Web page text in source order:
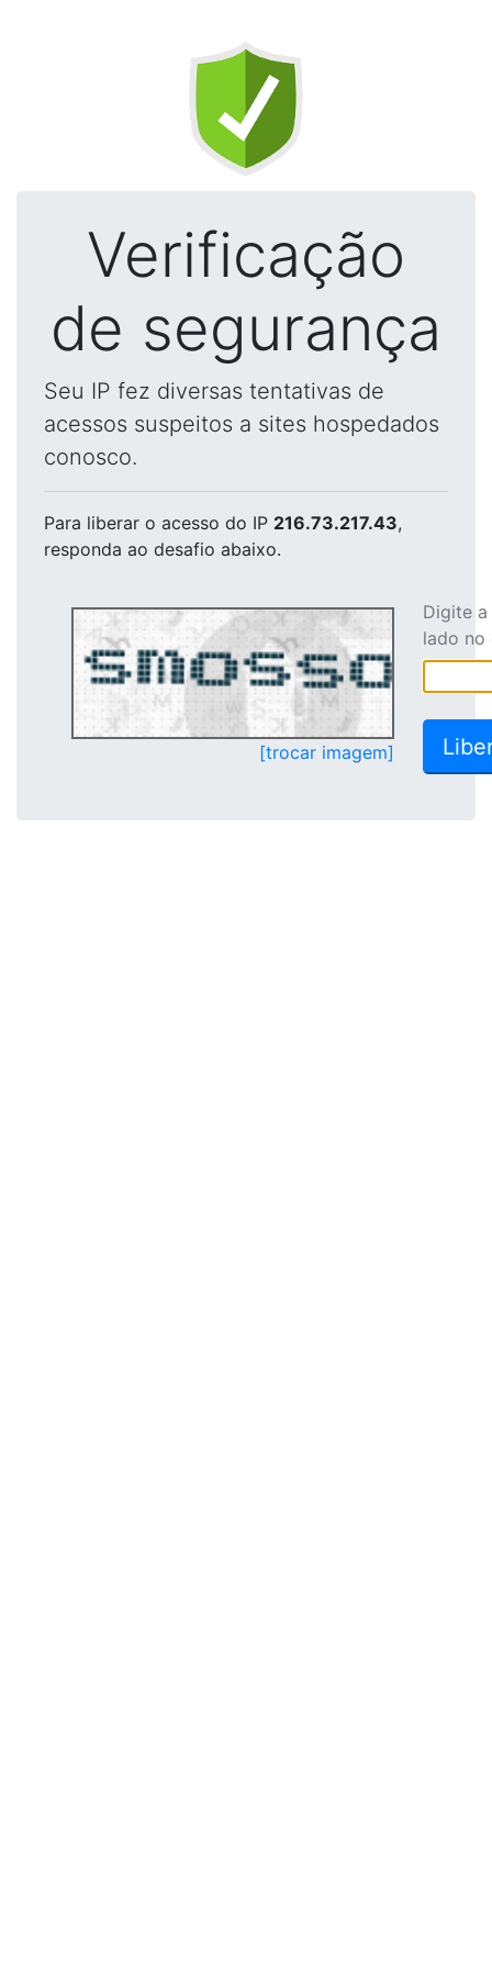
Verificação
de segurança
Seu IP fez diversas tentativas de
acessos suspeitos a sites hospedados
conosco.
Para liberar o acesso do IP 216.73.217.43,
responda ao desafio abaixo.
[trocar imagem]
Digite
lado no